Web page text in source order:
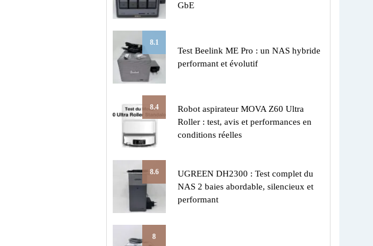
GbE
8.1
Test Beelink ME Pro : un NAS hybride
performant et évolutif
8.4
Robot aspirateur MOVA Z60 Ultra
Roller : test, avis et performances en
conditions réelles
8.6
UGREEN DH2300 : Test complet du
NAS 2 baies abordable, silencieux et
performant
8